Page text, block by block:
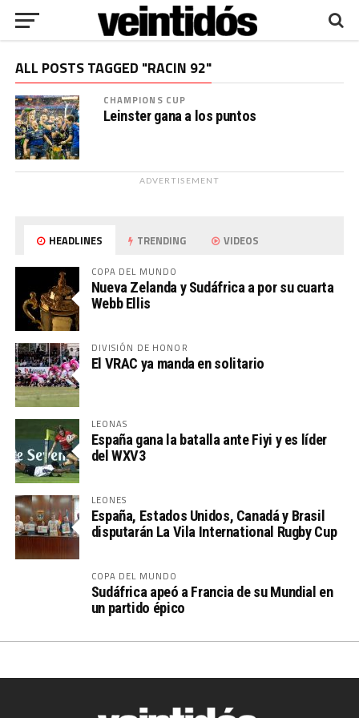
ALL POSTS TAGGED "RACIN 92"
CHAMPIONS CUP
Leinster gana a los puntos
ADVERTISEMENT
HEADLINES TRENDING VIDEOS
COPA DEL MUNDO
Nueva Zelanda y Sudáfrica a por su cuarta
Webb Ellis
DIVISIÓN DE HONOR
El VRAC ya manda en solitario
LEONAS
España gana la batalla ante Fiyi y es líder
del WXV3
LEONES
España, Estados Unidos, Canadá y Brasil
disputarán La Vila International Rugby Cup
COPA DEL MUNDO
Sudáfrica apeó a Francia de su Mundial en
un partido épico